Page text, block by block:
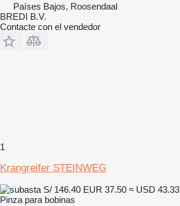
Países Bajos, Roosendaal
BREDI B.V.
Contacte con el vendedor
1
Krangreifer STEINWEG
S/ 146.40 EUR 37.50 ≈ USD 43.33
Pinza para bobinas